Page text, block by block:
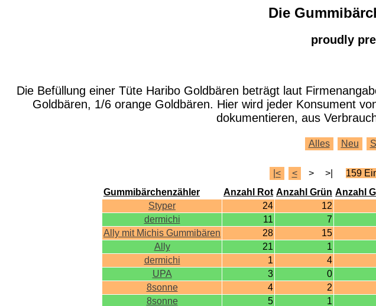
Die
proudly
Die Befüllung einer Tüte Haribo Goldbären beträgt laut
Goldbären, 1/6 orange Goldbären. Hier wird jeder Konsument
dokumentieren, aus
Alles Neu
|< < > >| 159
Gummibärchenzähler
Anzahl Rot Anzahl Grün Anzahl
Styper
24 12
dermichi
11 7
Ally mit Michis Gummibären
28 15
Ally
21 1
dermichi
1 4
UPA
3 0
8sonne
4 2
8sonne
5 1